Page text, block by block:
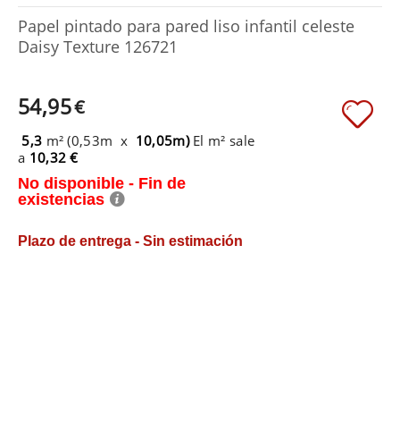
Papel pintado para pared liso infantil celeste
Daisy Texture 126721
54,95€
5,3 m² (0,53m x 10,05m) El m² sale
a 10,32 €
No disponible - Fin de
existencias
Plazo de entrega - Sin estimación